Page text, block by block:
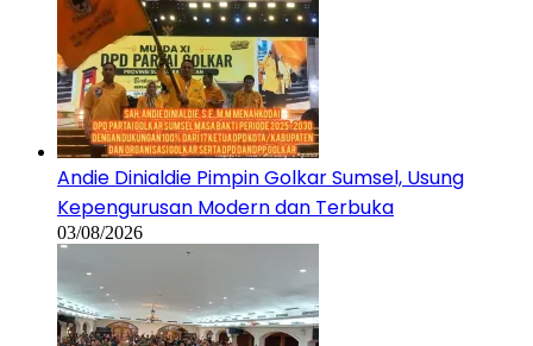
Andie Dinialdie Pimpin Golkar Sumsel, Usung
Kepengurusan Modern dan Terbuka
03/08/2026